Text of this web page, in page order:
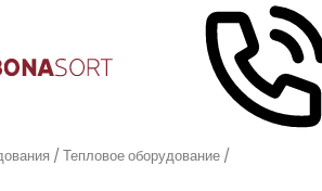
Тепловое оборудование